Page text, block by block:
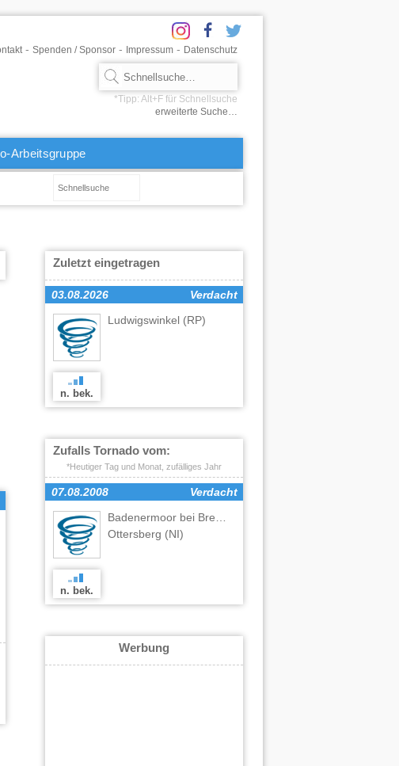
- Spenden / Sponsor - Impressum - Datenschutz
erweiterte Suche…
Arbeitsgruppe
Zuletzt eingetragen
03.08.2026
Verdacht
Ludwigswinkel (RP)
n. bek.
Zufalls Tornado vom:
*Heutiger Tag und Monat, zufälliges Jahr
07.08.2008
Verdacht
Ottersberg (NI)
n. bek.
Werbung